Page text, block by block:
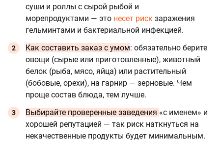
суши и роллы с сырой рыбой и
морепродуктами — это несет риск заражения
гельминтами и бактериальной инфекцией.
Как составить заказ с умом: обязательно берите
овощи (сырые или приготовленные), животный
белок (рыба, мясо, яйца) или растительный
(бобовые, орехи), на гарнир — зерновые. Чем
проще состав блюда, тем лучше.
Выбирайте проверенные заведения «с именем» и
хорошей репутацией — так риск наткнуться на
некачественные продукты будет минимальным.